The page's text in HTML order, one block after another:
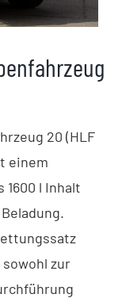
20 (HLF
einem
l Inhalt
zur